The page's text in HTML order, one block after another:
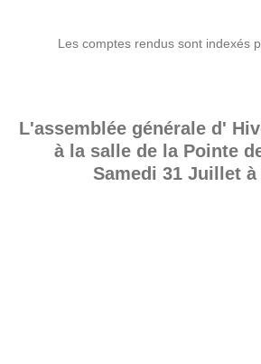
Les comptes rendus sont indexés
L'assemblée générale d'
à la salle de la Pointe
Samedi 31 Juillet à